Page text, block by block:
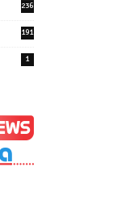
236
191
1